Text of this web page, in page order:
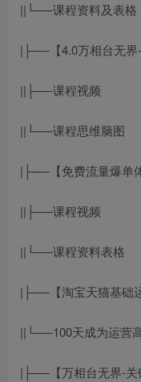
||└──课程资料及表格
|├──【4.0万相台无界-
||├──课程视频
||└──课程思维脑图
|├──【免费流量爆单
||├──课程视频
||└──课程资料表格
|├──【淘宝天猫基础
||└──100天成为运营
|├──【万相台无界-关